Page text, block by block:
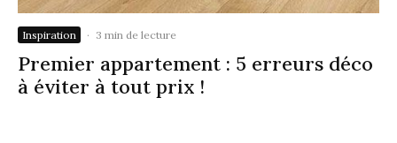
Inspiration · 3 min de lecture
Premier appartement : 5 erreurs déco
à éviter à tout prix !